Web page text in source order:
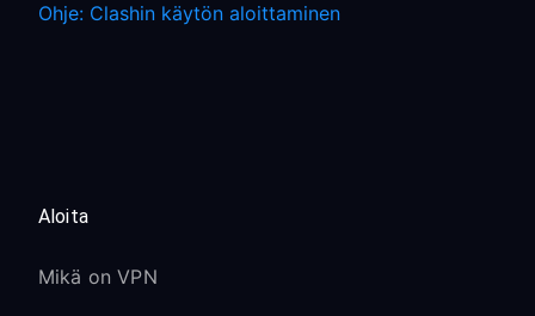
Ohje: Clashin käytön aloittaminen
Aloita
Mikä on VPN